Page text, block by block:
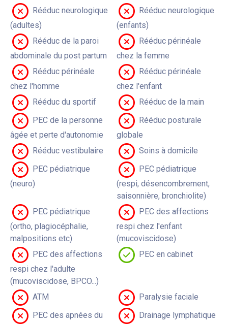
Rééduc neurologique
(adultes)
Rééduc neurologique
(enfants)
Rééduc de la paroi
abdominale du post partum
Rééduc périnéale
chez la femme
Rééduc périnéale
chez l'homme
Rééduc périnéale
chez l'enfant
Rééduc du sportif
Rééduc de la main
PEC de la personne
âgée et perte d'autonomie
Rééduc posturale
globale
Rééduc vestibulaire
Soins à domicile
PEC pédiatrique
(neuro)
PEC pédiatrique
(respi, désencombrement,
saisonnière, bronchiolite)
PEC pédiatrique
(ortho, plagiocéphalie,
malpositions etc)
PEC des affections
respi chez l'enfant
(mucoviscidose)
PEC des affections
respi chez l'adulte
(mucoviscidose, BPCO...)
PEC en cabinet
ATM
Paralysie faciale
PEC des apnées du
Drainage lymphatique